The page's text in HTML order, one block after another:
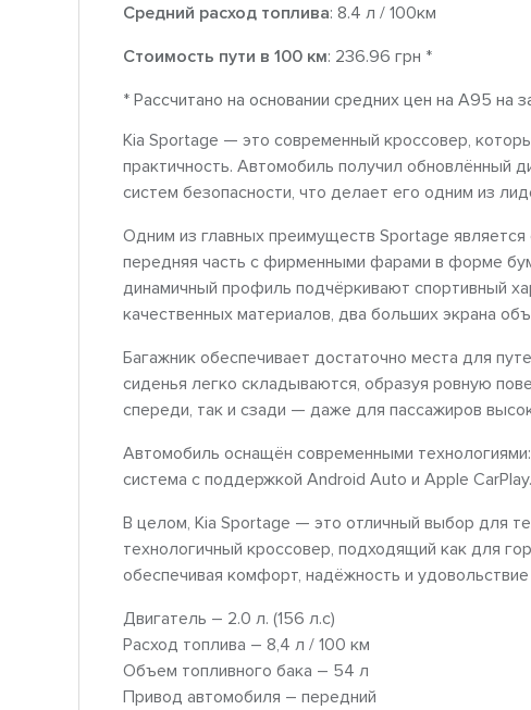
Средний расход топлива: 8.4 л / 100км
Стоимость пути в 100 км: 236.96 грн *
* Рассчитано на основании средних цен на A95
Kia Sportage — это современный кроссовер,
практичность. Автомобиль получил обновлённый
систем безопасности, что делает его одним из
Одним из главных преимуществ Sportage
передняя часть с фирменными фарами в форме
динамичный профиль подчёркивают спортивный
качественных материалов, два больших экрана
Багажник обеспечивает достаточно места для
сиденья легко складываются, образуя ровную
спереди, так и сзади — даже для пассажиров
Автомобиль оснащён современными
система с поддержкой Android Auto и Apple CarPlay.
В целом, Kia Sportage — это отличный выбор для
технологичный кроссовер, подходящий как для
обеспечивая комфорт, надёжность и
Двигатель – 2.0 л. (156 л.с)
Расход топлива – 8,4 л / 100 км
Объем топливного бака – 54 л
Привод автомобиля – передний